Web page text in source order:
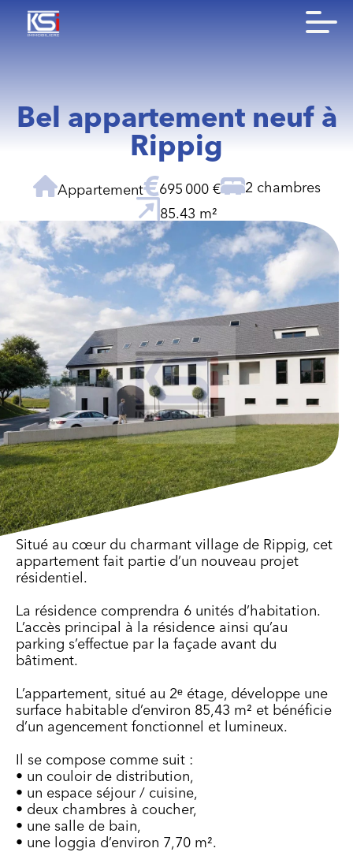
Bel appartement neuf à
Rippig
Appartement 695 000 €
2 chambres
85.43 m²
Situé au cœur du charmant village de Rippig, cet
appartement fait partie d’un nouveau projet
résidentiel.
La résidence comprendra 6 unités d’habitation.
L’accès principal à la résidence ainsi qu’au
parking s’effectue par la façade avant du
bâtiment.
L’appartement, situé au 2ᵉ étage, développe une
surface habitable d’environ 85,43 m² et bénéficie
d’un agencement fonctionnel et lumineux.
Il se compose comme suit :
• un couloir de distribution,
• un espace séjour / cuisine,
• deux chambres à coucher,
• une salle de bain,
• une loggia d’environ 7,70 m².